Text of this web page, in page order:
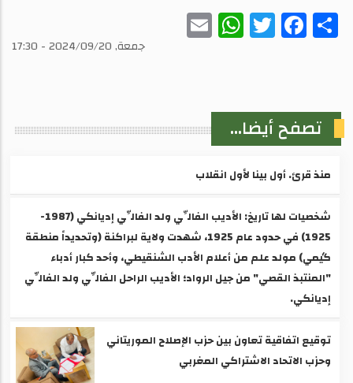
Share
Facebook
Twitter
WhatsAppجمعة, 2024/09/20 - 17:30
تصفح أيضا...
منذ قرئ. أول بينا لأول انقلاب
شخصيات لها تاريخ: الأديب الفالِّي ولد الفالِّي إديانكي (1987-
1925) ​في حدود عام 1925، شهدت ولاية لبراكنة (وتحديداً منطقة
گيمي) مولد علم من أعلام الأدب الشنقيطي، وأحد كبار أدباء
"المنتبذ القصي" من جيل الرواد؛ الأديب الراحل الفالِّي ولد الفالِّي
إديانكي.
توقيع اتفاقية تعاون بين حزب الإصلاح الموريتاني
وحزب الاتحاد الاشتراكي المغربي